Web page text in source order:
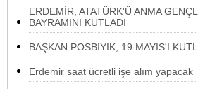
ERDEMİR, ATATÜRK'Ü ANMA
BAYRAMINI KUTLADI
BAŞKAN POSBIYIK, 19 MAYIS'I
Erdemir saat ücretli işe alım yapacak